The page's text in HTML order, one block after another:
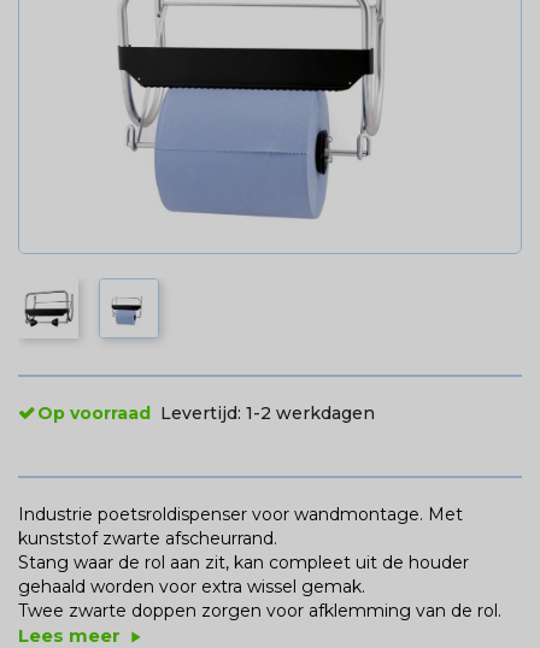
Op voorraad Levertijd: 1-2 werkdagen
Industrie poetsroldispenser voor wandmontage. Met
kunststof zwarte afscheurrand.
Stang waar de rol aan zit, kan compleet uit de houder
gehaald worden voor extra wissel gemak.
Twee zwarte doppen zorgen voor afklemming van de rol.
Lees meer play_arrow